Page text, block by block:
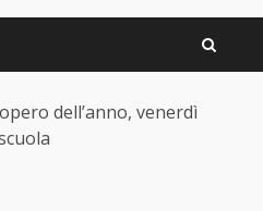
dell’anno, venerdì